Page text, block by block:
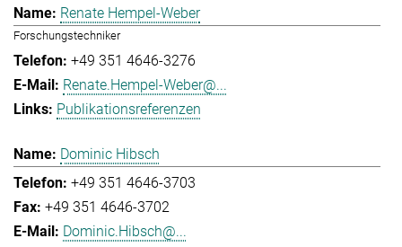
Renate Hempel-Weber
Forschungstechniker
+49 351 4646-3276
Renate.Hempel-Weber@...
Publikationsreferenzen
Dominic Hibsch
+49 351 4646-3703
+49 351 4646-3702
Dominic.Hibsch@...